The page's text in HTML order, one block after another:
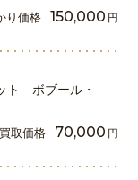
り価格 150,000 円
ト ボブール・
取価格 70,000 円